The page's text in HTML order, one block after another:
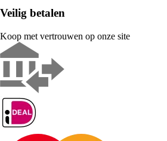
Veilig betalen
Koop met vertrouwen op onze site